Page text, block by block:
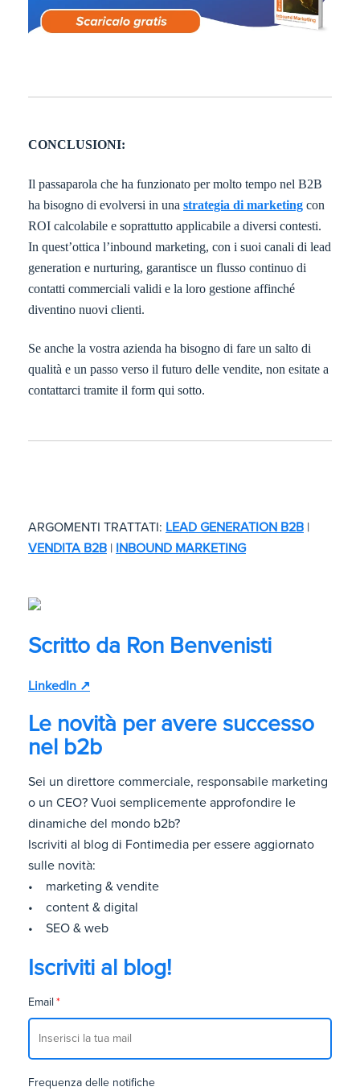
CONCLUSIONI:
Il passaparola che ha funzionato per molto tempo nel B2B
ha bisogno di evolversi in una strategia di marketing con
ROI calcolabile e soprattutto applicabile a diversi contesti.
In quest’ottica l’inbound marketing, con i suoi canali di lead
generation e nurturing, garantisce un flusso continuo di
contatti commerciali validi e la loro gestione affinché
diventino nuovi clienti.
Se anche la vostra azienda ha bisogno di fare un salto di
qualità e un passo verso il futuro delle vendite, non esitate a
contattarci tramite il form qui sotto.
ARGOMENTI TRATTATI: LEAD GENERATION B2B |
VENDITA B2B | INBOUND MARKETING
Scritto da Ron Benvenisti
LinkedIn ↗
Le novità per avere successo
nel b2b
Sei un direttore commerciale, responsabile marketing
o un CEO? Vuoi semplicemente approfondire le
dinamiche del mondo b2b?
Iscriviti al blog di Fontimedia per essere aggiornato
sulle novità:
• marketing & vendite
• content & digital
• SEO & web
Iscriviti al blog!
Email *
Frequenza delle notifiche